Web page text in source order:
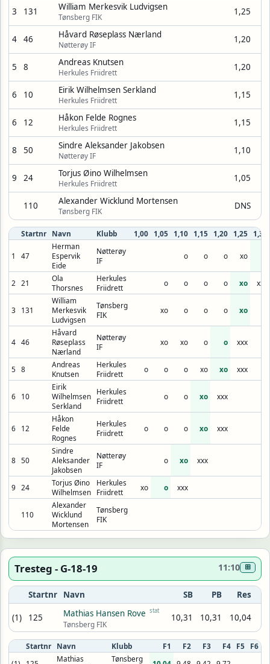
3 131 William Merkesvik Ludvigsen
Tønsberg FIK
1,25
4 46 Håvard Røseplass Nærland
Nøtterøy IF
1,20
5 8 Andreas Knutsen
Herkules Friidrett
1,20
6 10 Eirik Wilhelmsen Serkland
Herkules Friidrett
1,15
6 12 Håkon Felde Rognes
Herkules Friidrett
1,15
8 50 Sindre Aleksander Jakobsen
Nøtterøy IF
1,10
9 24 Torjus Øino Wilhelmsen
Herkules Friidrett
1,05
110 Alexander Wicklund Mortensen
Tønsberg FIK
DNS
Startnr Navn Klubb 1,00 1,05 1,10 1,15 1,20 1,25 1,30
1 47
Herman
Espervik
Eide
Nøtterøy
IF
o o o xo
2 21
Ola
Thorsnes
Herkules
Friidrett
o o o o xo xxx
3 131
William
Merkesvik
Ludvigsen
Tønsberg
FIK
xo o o o xo
4 46
Håvard
Røseplass
Nærland
Nøtterøy
IF
xo xo o o xxx
5 8
Andreas
Knutsen
Herkules
Friidrett
o o o xo xo xxx
6 10
Eirik
Wilhelmsen
Serkland
Herkules
Friidrett
o o xo xxx
6 12
Håkon
Felde
Rognes
Herkules
Friidrett
o o o xo xxx
8 50
Sindre
Aleksander
Jakobsen
Nøtterøy
IF
o xo xxx
9 24
Torjus Øino
Wilhelmsen
Herkules
Friidrett
xo o xxx
110
Alexander
Wicklund
Mortensen
Tønsberg
FIK
Tresteg - G-18-19 11:10 ⊞
Startnr Navn SB PB Res
(1) 125 Mathias Hansen Rove stat
Tønsberg FIK
10,31 10,31 10,04
Startnr Navn Klubb F1 F2 F3 F4 F5
F6
Mathias
Tønsberg